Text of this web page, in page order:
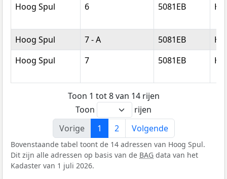
Hoog Spul 6 5081EB
Hoog Spul 7 - A 5081EB
Hoog Spul
7 5081EB
Toon 1 tot 8 van 14 rijen
Toon
rijen
Vorige
1 2 Volgende
Bovenstaande tabel toont de 14 adressen van Hoog Spul.
Dit zijn alle adressen op basis van de BAG data van het
Kadaster van 1 juli 2026.